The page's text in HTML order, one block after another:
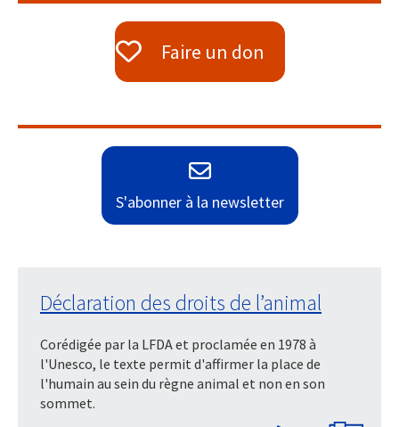
Faire un don
S'abonner à la newsletter
Déclaration des droits de l’animal
Corédigée par la LFDA et proclamée en 1978 à
l'Unesco, le texte permit d'affirmer la place de
l'humain au sein du règne animal et non en son
sommet.